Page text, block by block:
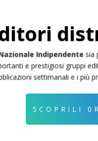
Indipendente sia
e prestigiosi gruppi
settimanali e i più
SCOPRILI
prodotti editoriali dei più